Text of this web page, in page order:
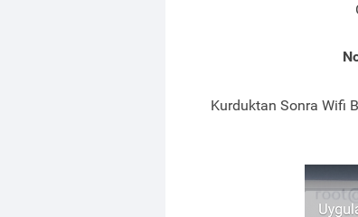
Kurduktan Sonra Wifi